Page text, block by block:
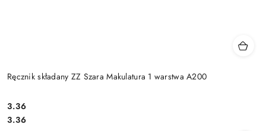
Ręcznik składany ZZ Szara Makulatura 1 warstwa A200
Cena:
3.36
Cena:
3.36